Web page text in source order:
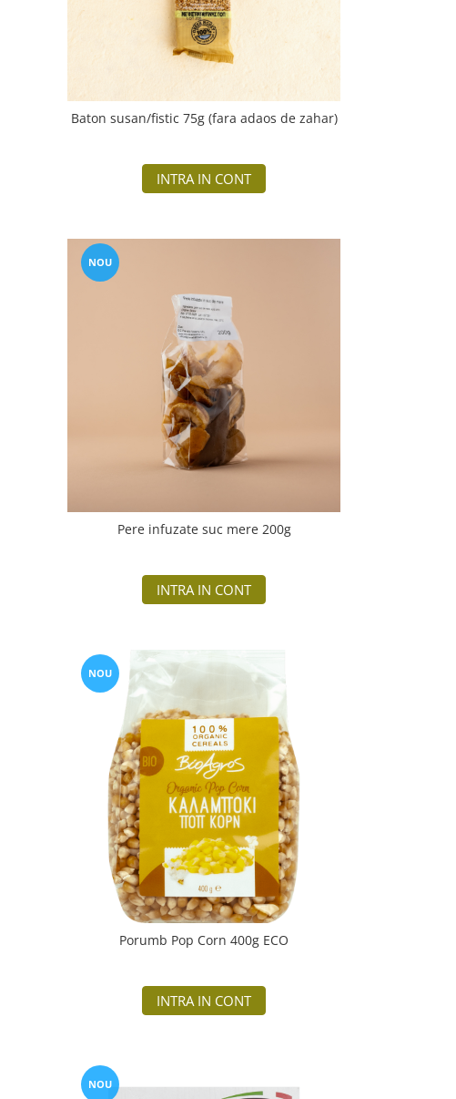
Baton susan/fistic 75g (fara adaos de zahar)
INTRA IN CONT
NOU
Pere infuzate suc mere 200g
INTRA IN CONT
NOU
Porumb Pop Corn 400g ECO
INTRA IN CONT
NOU